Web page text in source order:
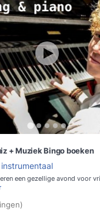
+ Muziek Bingo boeken
een gezellige avond voor